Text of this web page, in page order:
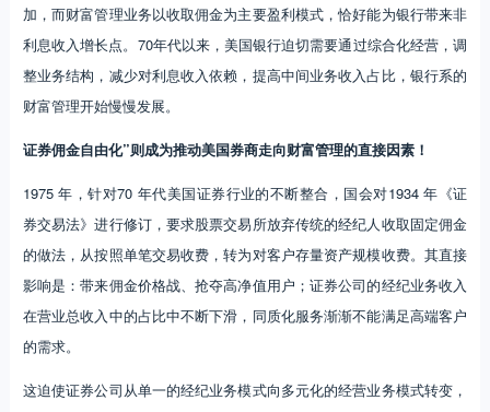
1975 年，针对70 年代美国证券行业的不断整合，国会对1934 年《证
券交易法》进行修订，要求股票交易所放弃传统的经纪人收取固定佣金
的做法，从按照单笔交易收费，转为对客户存量资产规模收费。其直接
影响是：带来佣金价格战、抢夺高净值用户；证券公司的经纪业务收入
的需求。
这迫使证券公司从单一的经纪业务模式向多元化的经营业务模式转变，
财富管理便是其中的一个重要方向。证券公司开始通过针对不同细分客
户提供多样化多品种的产品和服务实现盈利。这其中包括财富规划、受
托资产管理、金融产品销售等非通道类的专业服务。
金融工具的创新与计算机技术的应用
伴随着金融自由化是金融工具的不断创新！70、80年代随着计算机技术